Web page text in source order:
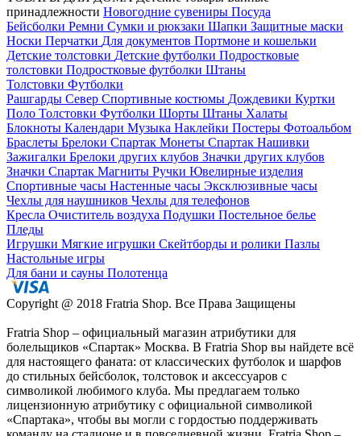
принадлежности Новогодние сувениры Посуда
Бейсболки Ремни Сумки и рюкзаки Шапки Защитные маски
Носки Перчатки Для документов Портмоне и кошельки
Детские толстовки Детские футболки Подростковые
толстовки Подростковые футболки Штаны
Толстовки Футболки
Рашгарды Север Спортивные костюмы Дождевики Куртки
Поло Толстовки Футболки Шорты Штаны Халаты
Блокноты Календари Музыка Наклейки Постеры Фотоальбом
Браслеты Брелоки Спартак Монеты Спартак Нашивки
Зажигалки Брелоки других клубов Значки других клубов
Значки Спартак Магниты Ручки Ювелирные изделия
Спортивные часы Настенные часы Эксклюзивные часы
Чехлы для наушников Чехлы для телефонов
Кресла Очиститель воздуха Подушки Постельное белье
Пледы
Игрушки Мягкие игрушки Скейтборды и ролики Пазлы
Настольные игры
Для бани и сауны Полотенца
Copyright @ 2018 Fratria Shop. Все Права Защищены
Fratria Shop – официальный магазин атрибутики для
болельщиков «Спартак» Москва. В Fratria Shop вы найдете всё
для настоящего фаната: от классических футболок и шарфов
до стильных бейсболок, толстовок и аксессуаров с
символикой любимого клуба. Мы предлагаем только
лицензионную атрибутику с официальной символикой
«Спартака», чтобы вы могли с гордостью поддерживать